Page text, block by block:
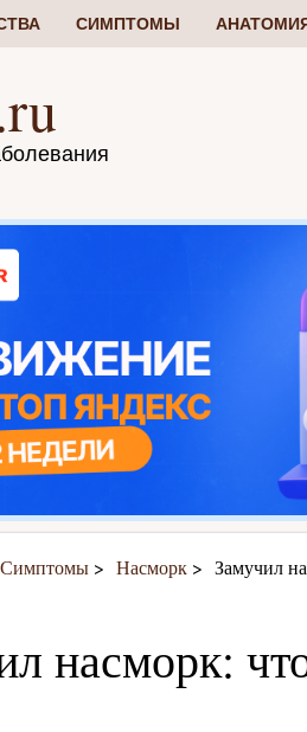
СИМПТОМЫ
Симптомы Насморк Замучил
насморк: